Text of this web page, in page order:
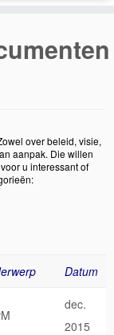
over beleid, visie,
aanpak. Die willen
u interessant of
Datum
dec.
2015